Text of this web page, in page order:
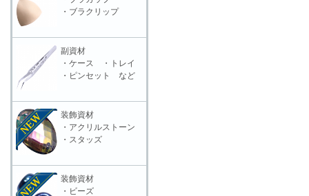
・ブラクリップ
副資材
・ケース ・トレイ
・ピンセット など
装飾資材
・アクリルストーン
・スタッズ
装飾資材
・ビーズ